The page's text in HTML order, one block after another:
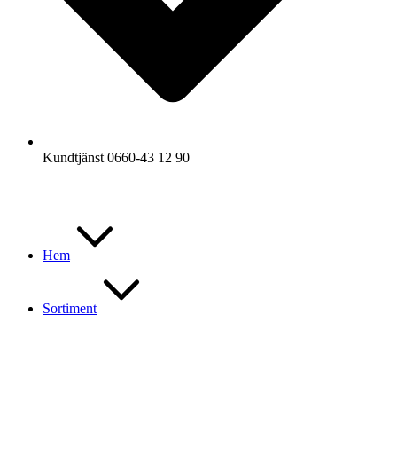
Kundtjänst 0660-43 12 90
Hem
Sortiment